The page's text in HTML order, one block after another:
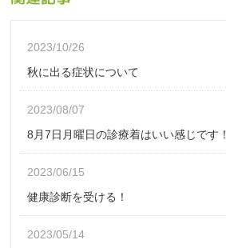
2023/10/26
秋に出る症状について
2023/08/07
8月7日月曜日の診療着はいい感じです！
2023/06/15
健康診断を受ける！
2023/05/14